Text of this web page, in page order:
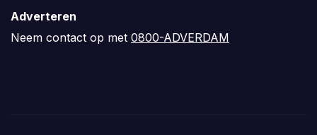
Adverteren
Neem contact op met 0800-ADVERDAM